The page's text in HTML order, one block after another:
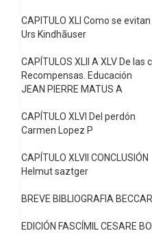
CAPITULO XLI Como se
Urs Kindhãuser
CAPÍTULOS XLII A XLV De
Recompensas. Educación
JEAN PIERRE MATUS A
CAPÍTULO XLVI Del perdón
Carmen Lopez P
CAPÍTULO XLVII CONCLUSIÓN
Helmut saztger
BREVE BIBLIOGRAFIA
EDICIÓN FASCÍMIL CESARE